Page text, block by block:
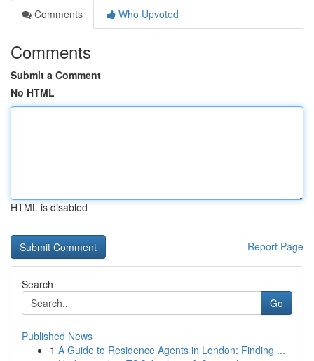
Comments
Who Upvoted
Comments
Submit a Comment
No HTML
HTML is disabled
Report Page
Search
Go
Published News
1 A Guide to Residence Agents in London: Finding ...